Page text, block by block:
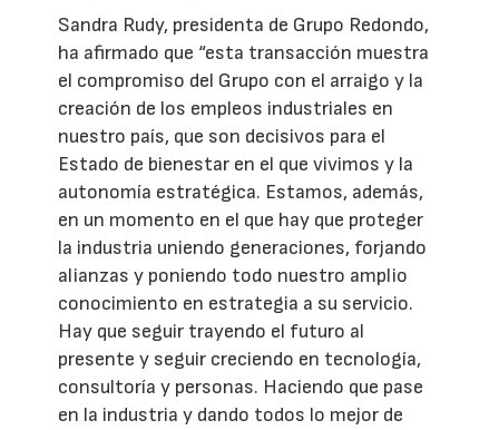
Sandra Rudy, presidenta de Grupo Redondo,
ha afirmado que “esta transacción muestra
el compromiso del Grupo con el arraigo y la
creación de los empleos industriales en
nuestro país, que son decisivos para el
Estado de bienestar en el que vivimos y la
autonomía estratégica. Estamos, además,
en un momento en el que hay que proteger
la industria uniendo generaciones, forjando
alianzas y poniendo todo nuestro amplio
conocimiento en estrategia a su servicio.
Hay que seguir trayendo el futuro al
presente y seguir creciendo en tecnología,
consultoría y personas. Haciendo que pase
en la industria y dando todos lo mejor de